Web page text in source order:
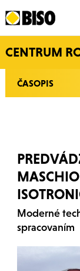
CENTRUM
ČASOPIS
Moderné
spracovaním